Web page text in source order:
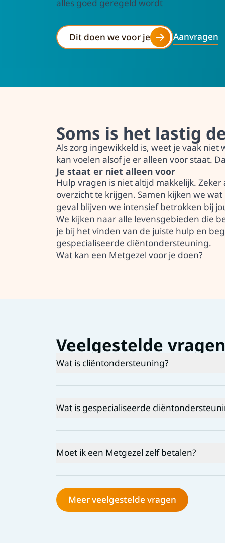
alles goed geregeld wordt
Dit doen we voor je Aanvragen
Soms is het lastig
Als zorg ingewikkeld is, weet je vaak
kan voelen alsof je er alleen voor staat.
Je staat er niet alleen voor
Hulp vragen is niet altijd makkelijk.
overzicht te krijgen. Samen kijken we
geval blijven we intensief betrokken bij
We kijken naar alle levensgebieden die
je bij het vinden van de juiste hulp en
gespecialiseerde cliëntondersteuning.
Wat kan een Metgezel voor je doen?
Veelgestelde vragen
Wat is cliëntondersteuning?
Cliëntondersteuning helpt bij:
Hulp om de juiste zorg goed te regelen
Heb je behoefte aan ondersteuning
Wat is gespecialiseerde
Soms heb je meer hulp nodig dan
Als je problemen hebt op meerdere
Als er speciale kennis nodig is
Metgezel biedt gespecialiseerde
Vraag hier een Metgezel aan
Moet ik een Metgezel zelf betalen?
Nee. Aan de inzet van een Metgezel zijn
risico.
Metgezel wordt betaald door een
Meer veelgestelde vragen